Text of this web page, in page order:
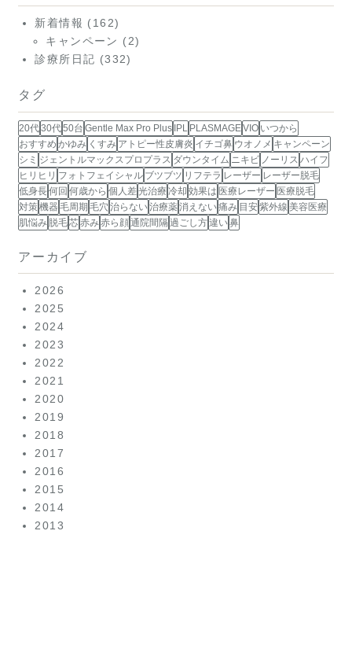
新着情報 (162)
キャンペーン (2)
診療所日記 (332)
タグ
20代30代50台 Gentle Max Pro Plus IPL PLASMAGEVIO いつから
おすすめ かゆみ くすみ アトピー性皮膚炎 イチゴ鼻 ウオノメ キャンペーン
シミ ジェントルマックスプロプラス ダウンタイム ニキビ ノーリス ハイフ
ヒリヒリ フォトフェイシャル ブツブツ リフテラ レーザー レーザー脱毛
低身長何回 何歳から 個人差光治療 冷却 効果は 医療レーザー 医療脱毛
対策機器 毛周期 毛穴 治らない治療薬消えない痛み 目安紫外線 美容医療
肌悩み 脱毛芯赤み赤ら顔通院間隔 過ごし方違い鼻
アーカイブ
2026
2025
2024
2023
2022
2021
2020
2019
2018
2017
2016
2015
2014
2013